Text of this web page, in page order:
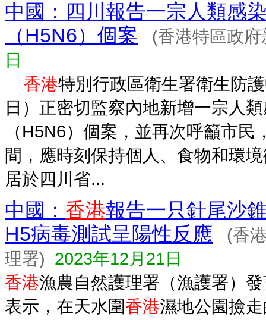
中國：四川報告一宗人類感
（H5N6）個案
(香港特區政
日
香港特別行政區衛生署衛生防
日）正密切監察內地新增一宗人
（H5N6）個案，並再次呼籲市
間，應時刻保持個人、食物和
居於四川省...
中國： 香港報告一只針尾沙
H5病毒測試呈陽性反應
(香
理署) 2023年12月21日
香港漁農自然護理署（漁護署）
表示，在天水圍香港濕地公園撿